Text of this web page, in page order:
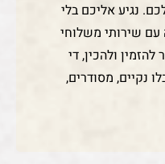
נגיע אליכם בלי
שירותי משלוחי
ולהכין, די
נקיים, מסודרים,